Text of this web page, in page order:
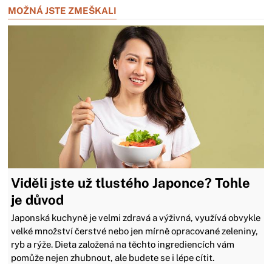
MOŽNÁ JSTE ZMEŠKALI
Viděli jste už tlustého Japonce? Tohle
je důvod
Japonská kuchyně je velmi zdravá a výživná, využívá obvykle
velké množství čerstvé nebo jen mírně opracované zeleniny,
ryb a rýže. Dieta založená na těchto ingrediencích vám
pomůže nejen zhubnout, ale budete se i lépe cítit.